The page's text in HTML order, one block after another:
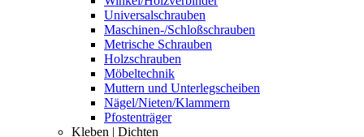
Universalschrauben
Maschinen-/Schloßschrauben
Metrische Schrauben
Holzschrauben
Möbeltechnik
Muttern und Unterlegscheiben
Nägel/Nieten/Klammern
Pfostenträger
Kleben | Dichten